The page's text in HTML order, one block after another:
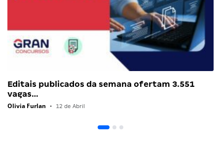
Editais publicados da semana ofertam 3.551
vagas…
Olivia Furlan • 12 de Abril